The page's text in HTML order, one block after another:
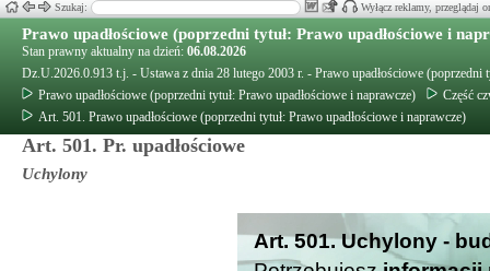
Szukaj: Wyłącz reklamy, przeglądaj
Prawo upadłościowe (poprzedni tytuł: Prawo upadłościowe i
Stan prawny aktualny na dzień: 06.08.2026
Dz.U.2026.0.913 t.j. - Ustawa z dnia 28 lutego 2003 r. - Prawo upadłościowe (poprzedni
Prawo upadłościowe (poprzedni tytuł: Prawo upadłościowe i naprawcze)
Część
Art. 501. Prawo upadłościowe (poprzedni tytuł: Prawo upadłościowe i naprawcze)
Art. 501. Pr. upadłościowe
Uchylony
Art. 501. Uchylony -